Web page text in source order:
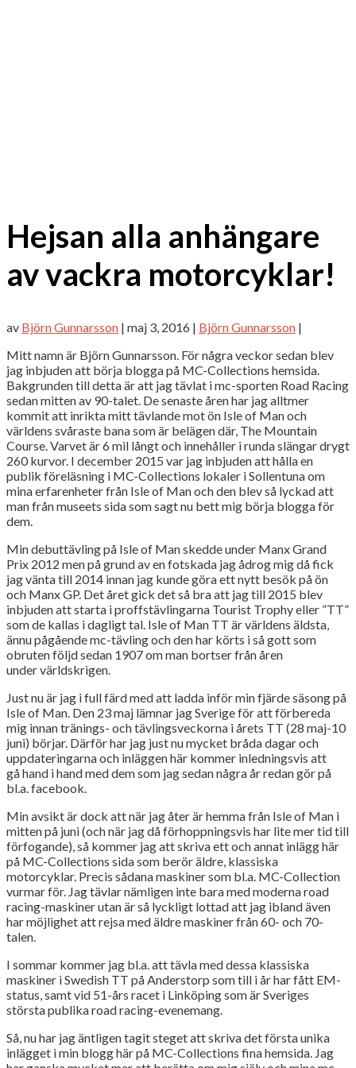
Hejsan alla anhängare
av vackra motorcyklar!
av Björn Gunnarsson | maj 3, 2016 | Björn Gunnarsson |
Mitt namn är Björn Gunnarsson. För några veckor sedan blev
jag inbjuden att börja blogga på MC-Collections hemsida.
Bakgrunden till detta är att jag tävlat i mc-sporten Road Racing
sedan mitten av 90-talet. De senaste åren har jag alltmer
kommit att inrikta mitt tävlande mot ön Isle of Man och
världens svåraste bana som är belägen där, The Mountain
Course. Varvet är 6 mil långt och innehåller i runda slängar drygt
260 kurvor. I december 2015 var jag inbjuden att hålla en
publik föreläsning i MC-Collections lokaler i Sollentuna om
mina erfarenheter från Isle of Man och den blev så lyckad att
man från museets sida som sagt nu bett mig börja blogga för
dem.
Min debuttävling på Isle of Man skedde under Manx Grand
Prix 2012 men på grund av en fotskada jag ådrog mig då fick
jag vänta till 2014 innan jag kunde göra ett nytt besök på ön
och Manx GP. Det året gick det så bra att jag till 2015 blev
inbjuden att starta i proffstävlingarna Tourist Trophy eller ”TT”
som de kallas i dagligt tal. Isle of Man TT är världens äldsta,
ännu pågående mc-tävling och den har körts i så gott som
obruten följd sedan 1907 om man bortser från åren
under världskrigen.
Just nu är jag i full färd med att ladda inför min fjärde säsong på
Isle of Man. Den 23 maj lämnar jag Sverige för att förbereda
mig innan tränings- och tävlingsveckorna i årets TT (28 maj-10
juni) börjar. Därför har jag just nu mycket bråda dagar och
uppdateringarna och inläggen här kommer inledningsvis att
gå hand i hand med dem som jag sedan några år redan gör på
bl.a. facebook.
Min avsikt är dock att när jag åter är hemma från Isle of Man i
mitten på juni (och när jag då förhoppningsvis har lite mer tid till
förfogande), så kommer jag att skriva ett och annat inlägg här
på MC-Collections sida som berör äldre, klassiska
motorcyklar. Precis sådana maskiner som bl.a. MC-Collection
vurmar för. Jag tävlar nämligen inte bara med moderna road
racing-maskiner utan är så lyckligt lottad att jag ibland även
har möjlighet att rejsa med äldre maskiner från 60- och 70-
talen.
I sommar kommer jag bl.a. att tävla med dessa klassiska
maskiner i Swedish TT på Anderstorp som till i år har fått EM-
status, samt vid 51-års racet i Linköping som är Sveriges
största publika road racing-evenemang.
Så, nu har jag äntligen tagit steget att skriva det första unika
inlägget i min blogg här på MC-Collections fina hemsida. Jag